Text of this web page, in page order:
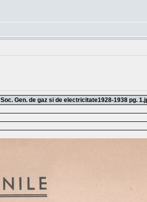
Soc. Gen. de gaz si de electricitate1928-1938 pg.